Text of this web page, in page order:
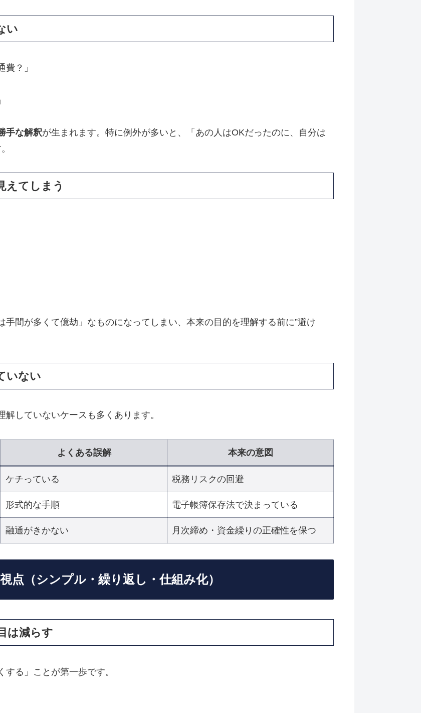
い
費？」
手な解釈が生まれます。特に例外が多いと、「あの人はOKだったのに、自分は
えてしまう
手間が多くて億劫」なものになってしまい、本来の目的を理解する前に”避け
いない
解していないケースも多くあります。
よくある誤解 本来の意図
ケチっている 税務リスクの回避
形式的な手順 電子帳簿保存法で決まっている
融通がきかない 月次締め・資金繰りの正確性を保つ
点（シンプル・繰り返し・仕組み化）
は減らす
る」ことが第一歩です。